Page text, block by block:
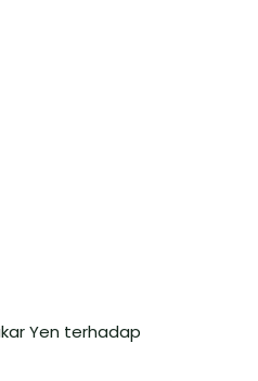
Yen terhadap